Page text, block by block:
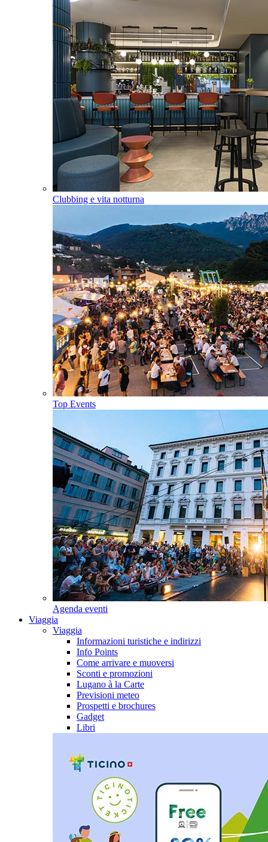
Clubbing e vita notturna
Top Events
Agenda eventi
Viaggia
Viaggia
Informazioni turistiche e indirizzi
Info Points
Come arrivare e muoversi
Sconti e promozioni
Lugano à la Carte
Previsioni meteo
Prospetti e brochures
Gadget
Libri